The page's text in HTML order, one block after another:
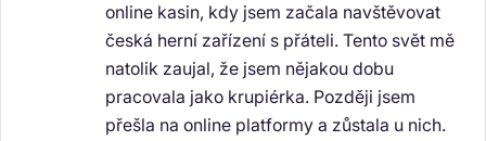
online kasin, kdy jsem začala navštěvovat
česká herní zařízení s přáteli. Tento svět mě
natolik zaujal, že jsem nějakou dobu
pracovala jako krupiérka. Později jsem
přešla na online platformy a zůstala u nich.